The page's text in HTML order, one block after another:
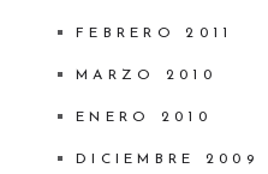
FEBRERO 2011
MARZO 2010
ENERO 2010
DICIEMBRE 2009